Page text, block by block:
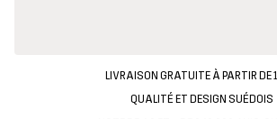
LIVRAISON GRATUITE À PARTIR DE
QUALITÉ ET DESIGN SUÉDOIS